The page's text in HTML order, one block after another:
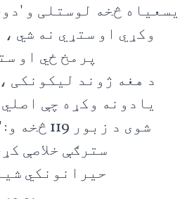
یسعیاه څخه لوستلی و
وکړي او ستړي نه شي ،
پرمخ ځي او
د هغه ژوند لیکونکی
یادونه وکړه چې
شوی د زبور
سترګې خلاصې
حیرانونکي